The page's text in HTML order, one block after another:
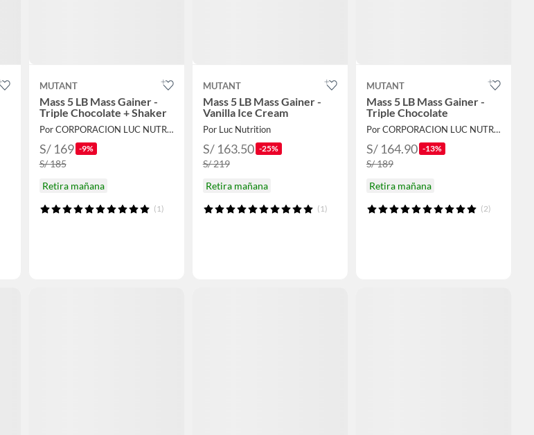
MUTANT
Mass 5 LB Mass Gainer -
Triple Chocolate + Shaker
Por CORPORACION LUC NUTRITION
S/ 169 -9%
S/ 185
Retira mañana
(1)
MUTANT
Mass 5 LB Mass Gainer -
Vanilla Ice Cream
Por Luc Nutrition
S/ 163.50 -25%
S/ 219
Retira mañana
(1)
MUTANT
Mass 5 LB Mass Gainer -
Triple Chocolate
Por CORPORACION LUC NUTRITION
S/ 164.90 -13%
S/ 189
Retira mañana
(2)